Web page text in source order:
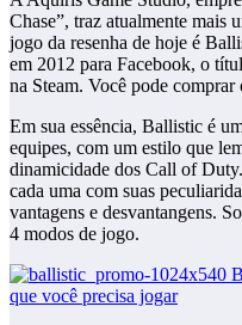
Chase”, traz atualmente mais
jogo da resenha de hoje é
em 2012 para Facebook, o
na Steam. Você pode comprar
Em sua essência, Ballistic é
equipes, com um estilo que
dinamicidade dos Call of
cada uma com suas
vantagens e desvantangens.
4 modos de jogo.